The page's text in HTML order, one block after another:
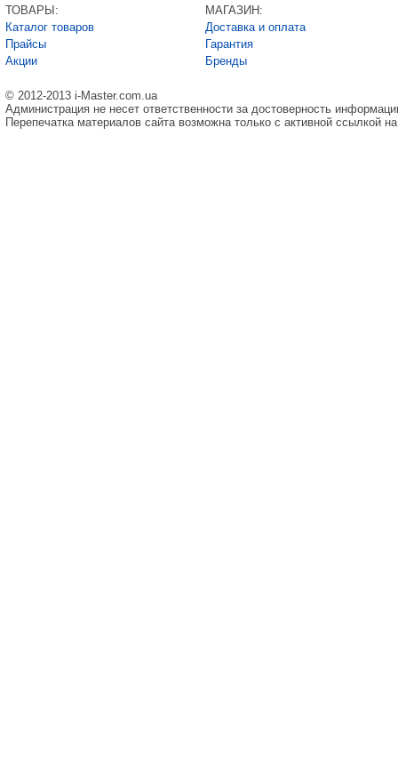
ТОВАРЫ:
Каталог товаров
Прайсы
Акции
МАГАЗИН:
Доставка и оплата
Гарантия
Бренды
© 2012-2013 i-Master.com.ua
Администрация не несет ответственности за достоверность
Перепечатка материалов сайта возможна только с активной ссылкой